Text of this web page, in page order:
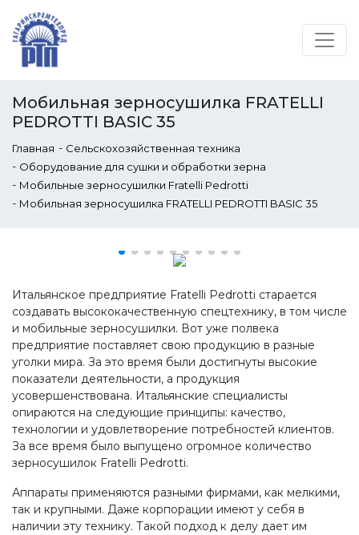
Мобильная зерносушилка FRATELLI
PЕDROTTI BASIC 35
Главная - Сельскохозяйственная техника
- Оборудование для сушки и обработки зерна
- Мобильные зерносушилки Fratelli Pedrotti
- Мобильная зерносушилка FRATELLI PЕDROTTI BASIC 35
Итальянское предприятие Fratelli Pedrotti старается
создавать высококачественную спецтехнику, в том числе
и мобильные зерносушилки. Вот уже полвека
предприятие поставляет свою продукцию в разные
уголки мира. За это время были достигнуты высокие
показатели деятельности, а продукция
усовершенствована. Итальянские специалисты
опираются на следующие принципы: качество,
технологии и удовлетворение потребностей клиентов.
За все время было выпущено огромное количество
зерносушилок Fratelli Pedrotti.
Аппараты применяются разными фирмами, как мелкими,
так и крупными. Даже корпорации имеют у себя в
наличии эту технику. Такой подход к делу дает им